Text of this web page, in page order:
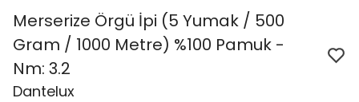
Merserize Örgü İpi (5 Yumak / 500
Gram / 1000 Metre) %100 Pamuk -
Nm: 3.2
Dantelux